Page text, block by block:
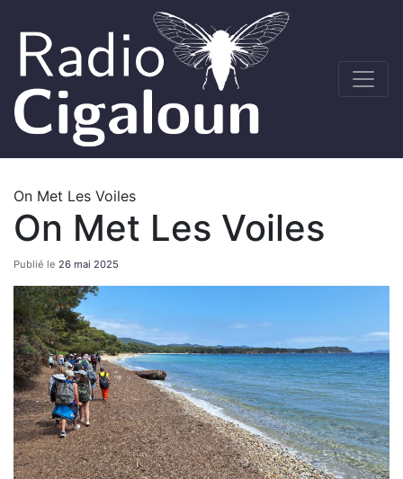
On Met Les Voiles
On Met Les Voiles
Publié le 26 mai 2025